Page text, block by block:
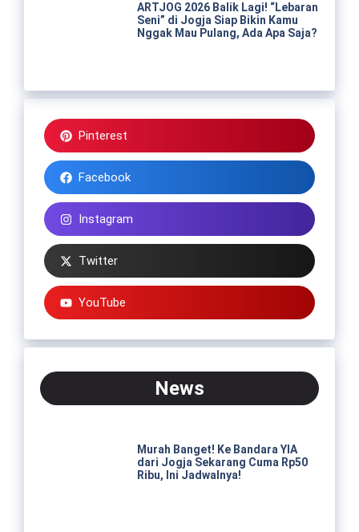
ARTJOG 2026 Balik Lagi! “Lebaran
Seni” di Jogja Siap Bikin Kamu
Nggak Mau Pulang, Ada Apa Saja?
Pinterest
Facebook
Instagram
Twitter
YouTube
News
Murah Banget! Ke Bandara YIA
dari Jogja Sekarang Cuma Rp50
Ribu, Ini Jadwalnya!